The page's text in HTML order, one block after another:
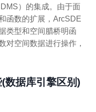
）的集成。由于面
函数的扩展，ArcSDE
类型和空间腊桥明函
对空间数据进行操作，
数据库引擎区别)